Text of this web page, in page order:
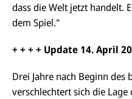
dass die Welt jetzt handelt.
dem Spiel."
+ + + + Update 14.April
Drei Jahre nach Beginn
verschlechtert sich die